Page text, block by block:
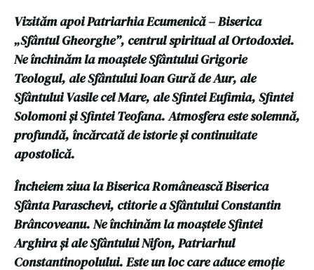
Vizităm apoi Patriarhia Ecumenică – Biserica
„Sfântul Gheorghe”, centrul spiritual al Ortodoxiei.
Ne închinăm la moaștele Sfântului Grigorie
Teologul, ale Sfântului Ioan Gură de Aur, ale
Sfântului Vasile cel Mare, ale Sfintei Eufimia, Sfintei
Solomoni și Sfintei Teofana. Atmosfera este solemnă,
profundă, încărcată de istorie și continuitate
apostolică.
Încheiem ziua la Biserica Românească Biserica
Sfânta Paraschevi, ctitorie a Sfântului Constantin
Brâncoveanu. Ne închinăm la moaștele Sfintei
Arghira și ale Sfântului Nifon, Patriarhul
Constantinopolului. Este un loc care aduce emoție